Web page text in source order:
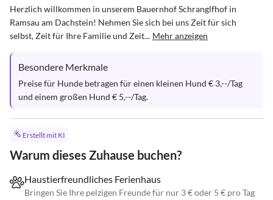
Herzlich willkommen in unserem Bauernhof Schranglfhof in
Ramsau am Dachstein! Nehmen Sie sich bei uns Zeit für sich
selbst, Zeit für Ihre Familie und Zeit... Mehr anzeigen
Besondere Merkmale
Preise für Hunde betragen für einen kleinen Hund € 3,--/Tag
und einem großen Hund € 5,--/Tag.
Erstellt mit KI
Warum dieses Zuhause buchen?
Haustierfreundliches Ferienhaus
Bringen Sie Ihre pelzigen Freunde für nur 3 € oder 5 € pro Tag